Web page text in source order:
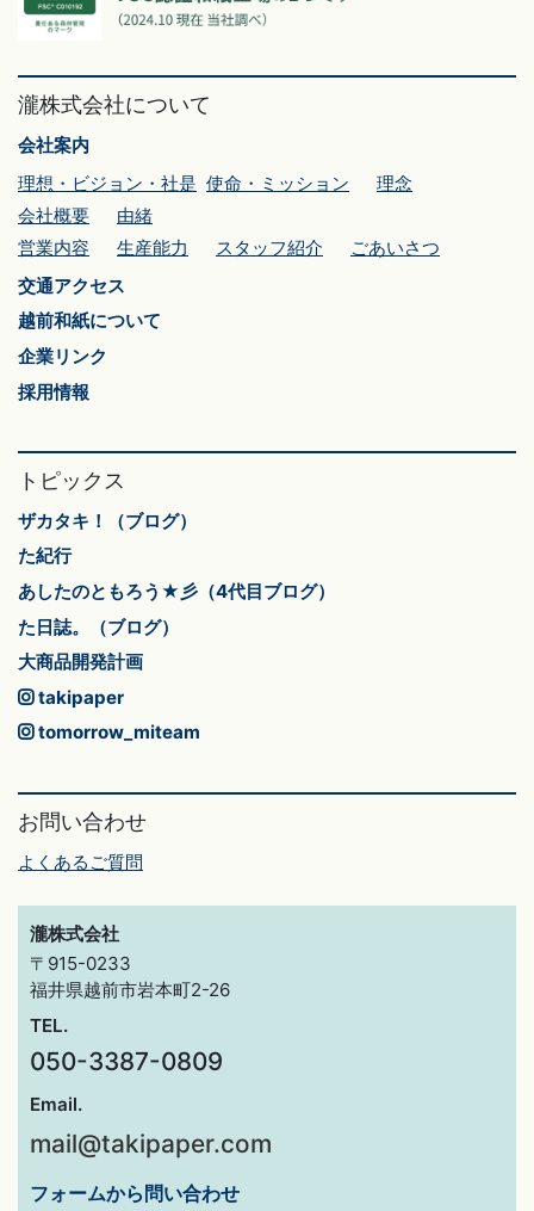
瀧株式会社について
会社案内
理想・ビジョン・社是 使命・ミッション
理念
会社概要
由緒
営業内容
生産能力 スタッフ紹介
ごあいさつ
交通アクセス
越前和紙について
企業リンク
採用情報
トピックス
ザカタキ！（ブログ）
た紀行
あしたのともろう★彡（4代目ブログ）
た日誌。（ブログ）
大商品開発計画
takipaper
tomorrow_miteam
お問い合わせ
よくあるご質問
瀧株式会社
〒915-0233
福井県越前市岩本町2-26
TEL.
050-3387-0809
Email.
mail@takipaper.com
フォームから問い合わせ